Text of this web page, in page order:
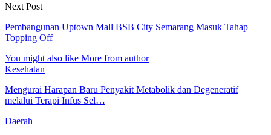
Next Post
Pembangunan Uptown Mall BSB City Semarang Masuk Tahap
Topping Off
You might also like More from author
Kesehatan
Mengurai Harapan Baru Penyakit Metabolik dan Degeneratif
melalui Terapi Infus Sel…
Daerah